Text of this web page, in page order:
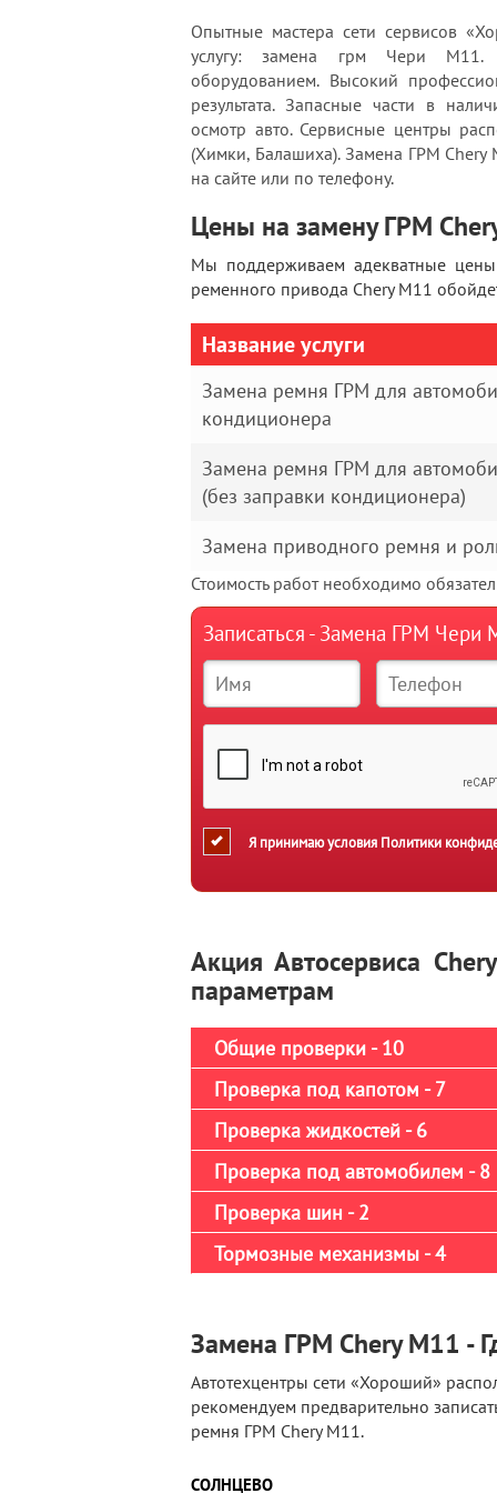
Опытные мастера сети сервисов
услугу: замена грм Чери М11.
оборудованием. Высокий
результата. Запасные части в
осмотр авто. Сервисные центры
(Химки, Балашиха). Замена ГРМ Chery
на сайте или по телефону.
Цены на замену ГРМ
Мы поддерживаем адекватные
ременного привода Chery M11
Название услуги
Замена ремня ГРМ для
кондиционера
Замена ремня ГРМ для
(без заправки кондиционера)
Замена приводного ремня и
Стоимость работ необходимо
Записаться - Замена ГРМ Чери
Я принимаю условия Политики
Акция Автосервиса
параметрам
Общие проверки - 10
Проверка под капотом - 7
Проверка жидкостей - 6
Проверка под автомобилем - 8
Проверка шин - 2
Тормозные механизмы - 4
Замена ГРМ Chery M11 -
Автотехцентры сети «Хороший»
рекомендуем предварительно
ремня ГРМ Chery M11.
СОЛНЦЕВО